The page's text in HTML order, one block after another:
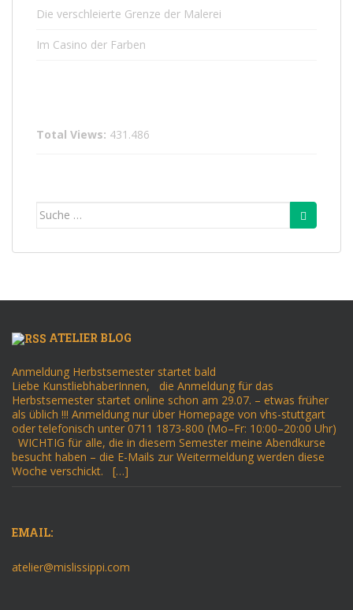
Die verschleierte Grenze der Malerei
Im Casino der Farben
Total Views: 431.486
Suche
ATELIER BLOG
Anmeldung Herbstsemester startet bald
Liebe KunstliebhaberInnen, die Anmeldung für das
Herbstsemester startet online schon am 29.07. – etwas früher
als üblich !!! Anmeldung nur über Homepage von vhs-stuttgart
oder telefonisch unter 0711 1873-800 (Mo–Fr: 10:00–20:00 Uhr)
WICHTIG für alle, die in diesem Semester meine Abendkurse
besucht haben – die E-Mails zur Weitermeldung werden diese
Woche verschickt. […]
EMAIL:
atelier@mislissippi.com